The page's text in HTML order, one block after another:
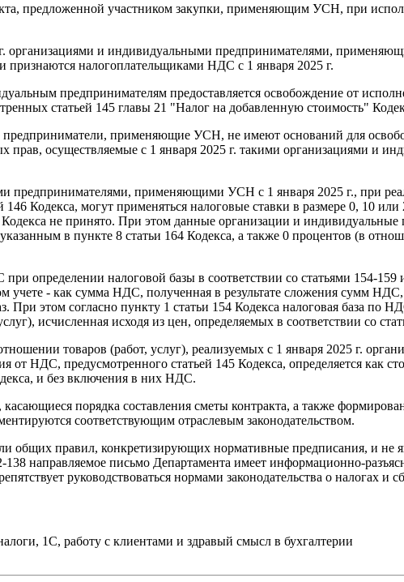
предложенной участником закупки, применяющим УСН, при
организациями и индивидуальными предпринимателями,
налогоплательщиками НДС с 1 января 2025 г.
предпринимателям предоставляется освобождение от
статьей 145 главы 21 "Налог на добавленную стоимость"
применяющие УСН, не имеют оснований для
прав, осуществляемые с 1 января 2025 г. такими организациями и
предпринимателями, применяющими УСН с 1 января 2025 г., при
Кодекса, могут применяться налоговые ставки в размере 0, 10
не принято. При этом данные организации и
в пункте 8 статьи 164 Кодекса, а также 0 процентов (в
определении налоговой базы в соответствии со статьями 154-159
учете - как сумма НДС, полученная в результате сложения сумм
этом согласно пункту 1 статьи 154 Кодекса налоговая база по
исчисленная исходя из цен, определяемых в соответствии со
товаров (работ, услуг), реализуемых с 1 января 2025 г.
НДС, предусмотренного статьей 145 Кодекса, определяется как
и без включения в них НДС.
порядка составления сметы контракта, а также
соответствующим отраслевым законодательством.
общих правил, конкретизирующих нормативные предписания, и не
направляемое письмо Департамента имеет информационно-
руководствоваться нормами законодательства о налогах
1С, работу с клиентами и здравый смысл в бухгалтерии